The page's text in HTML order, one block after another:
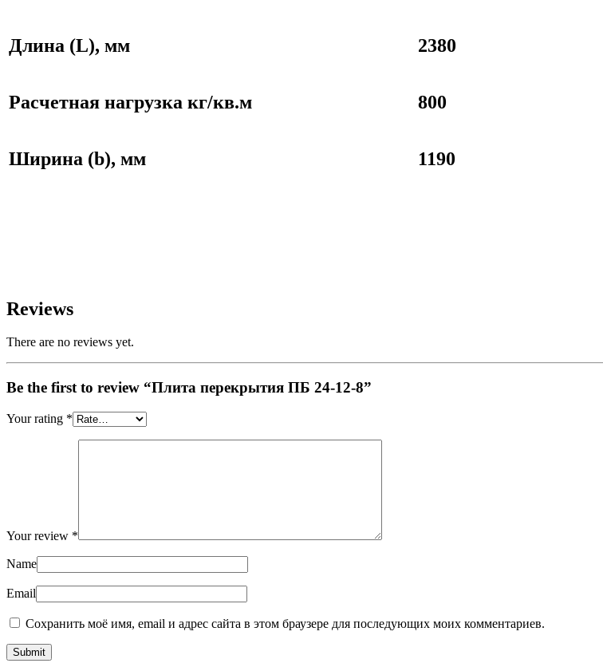
Длина (L), мм 2380
Расчетная нагрузка кг/кв.м 800
Ширина (b), мм 1190
Reviews
There are no reviews yet.
Be the first to review “Плита перекрытия ПБ 24-12-8”
Your rating *
Your review *
Name
Email
Сохранить моё имя, email и адрес сайта в этом браузере для последующих моих комментариев.